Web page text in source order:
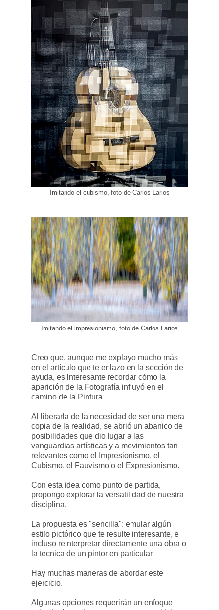
Imitando el cubismo, foto de Carlos Larios
Imitando el impresionismo, foto de Carlos Larios
Creo que, aunque me explayo mucho más
en el artículo que te enlazo en la sección de
ayuda, es interesante recordar cómo la
aparición de la Fotografía influyó en el
camino de la Pintura.
Al liberarla de la necesidad de ser una mera
copia de la realidad, se abrió un abanico de
posibilidades que dio lugar a las
vanguardias artísticas y a movimientos tan
relevantes como el Impresionismo, el
Cubismo, el Fauvismo o el Expresionismo.
Con esta idea como punto de partida,
propongo explorar la versatilidad de nuestra
disciplina.
La propuesta es "sencilla": emular algún
estilo pictórico que te resulte interesante, e
incluso reinterpretar directamente una obra o
la técnica de un pintor en particular.
Hay muchas maneras de abordar este
ejercicio.
Algunas opciones requerirán un enfoque